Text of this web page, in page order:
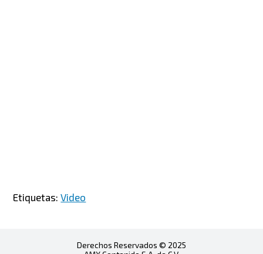
Etiquetas:Video
Derechos Reservados © 2025